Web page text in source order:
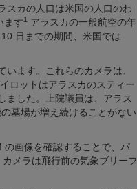
スカの人口は米国の人口のわ
ます1アラスカの一般航空の年
日までの期間、米国では
ます。これらのカメラは、
ロットはアラスカのスティー
ました。上院議員は、アラス
墓場が増え続けることがない
画像を確認することで、パ
メラは飛行前の気象ブリーフ